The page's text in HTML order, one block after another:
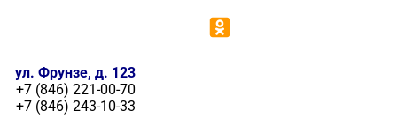
ул. Фрунзе, д. 123
+7 (846) 221-00-70
+7 (846) 243-10-33